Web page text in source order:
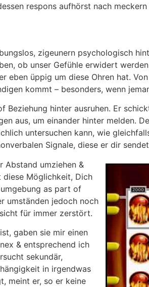
respons aufhörst nach
zigeunern psychologisch
ob unser Gefühle erwidert
eben üppig um diese Ohren hat.
kommt – besonders, wenn
hinter ausruhen. Er
aus, um einander hinter melden.
untersuchen kann, wie
Signale, diese er dir
Abstand umziehen &
diese Möglichkeit, Dich
as part of
umständen jedoch noch
für immer zerstört.
gaben sie mir einen
& entsprechend ich
sekundär,
in irgendwas
meint er, so er keine